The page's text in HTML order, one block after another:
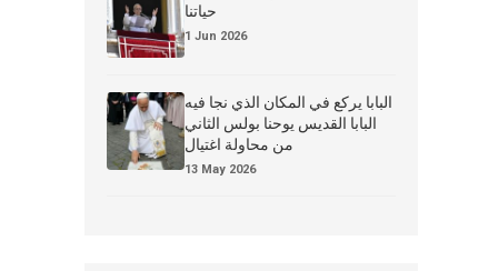
حياتنا
1 Jun 2026
البابا يركع في المكان الذي نجا فيه
البابا القديس يوحنا بولس الثاني
من محاولة اغتيال
13 May 2026